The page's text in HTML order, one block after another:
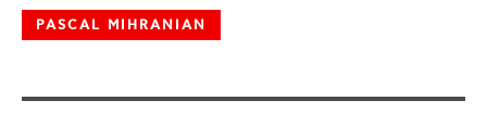
PASCAL MIHRANIAN